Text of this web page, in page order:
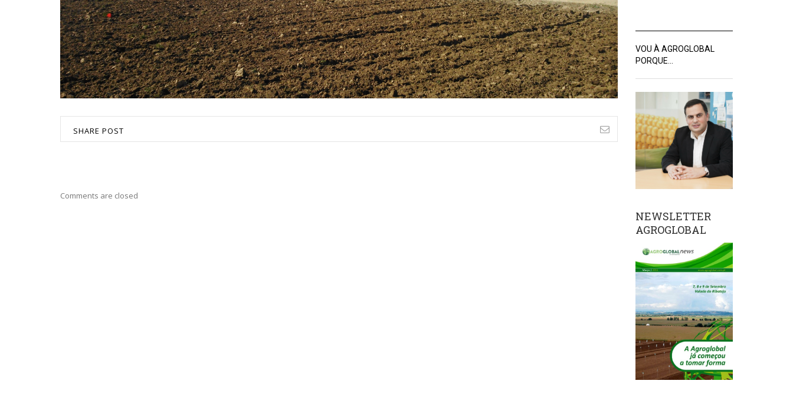
SHARE POST
Comments are closed
VOU À AGROGLOBAL
PORQUE…
NEWSLETTER
AGROGLOBAL